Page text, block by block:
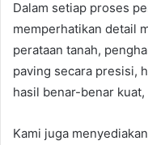
Dalam setiap proses
memperhatikan detail
perataan tanah,
paving secara presisi,
hasil benar-benar kuat,
Kami juga